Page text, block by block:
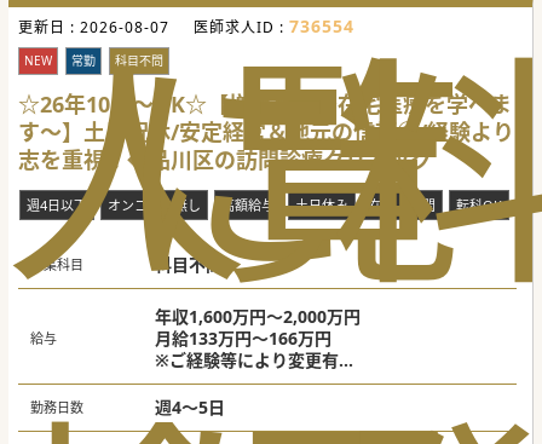
人
に
覧
更新日 : 2026-08-07 医師求人ID : 736554
NEW 常勤 科目不問
☆26年10月～OK☆【増員募集～在宅医療を学べま
す～】土日祝休/安定経営＆地元の信頼◎/経験より
志を重視！◆品川区の訪問診療クリニック
週4日以下 オンコール無し 高額給与 土日休み 在宅・訪問 転科OK
募集科目 科目不問
給与
年収1,600万円～2,000万円
月給133万円～166万円
※ご経験等により変更有
※目安：週4日年収1,600万円 週5日年収2,00
0万円
勤務日数 週4～5日